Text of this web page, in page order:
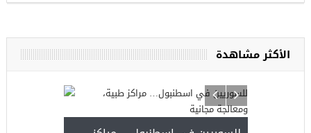
الأكثر مشاهدة